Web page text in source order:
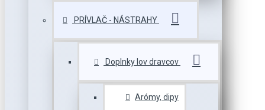
PRÍVLAČ - NÁSTRAHY
Doplnky lov dravcov
Arómy, dipy